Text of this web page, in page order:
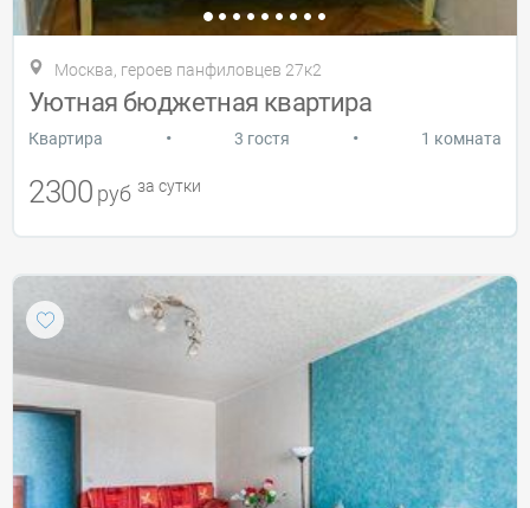
Москва, героев панфиловцев 27к2
Уютная бюджетная квартира
Квартира • 3 гостя • 1 комната
2300 руб за сутки